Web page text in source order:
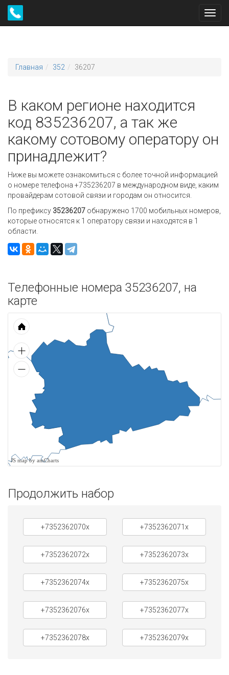
Главная 352 36207
В каком регионе находится
код 835236207, а так же
какому сотовому оператору он
принадлежит?
Ниже вы можете ознакомиться с более точной информацией
о номере телефона +735236207 в международном виде, каким
провайдерам сотовой связи и городам он относится.
По префиксу 35236207 обнаружено 1700 мобильных номеров,
которые относятся к 1 оператору связи и находятся в 1
области.
Телефонные номера 35236207, на
карте
JS map by amCharts
Продолжить набор
+7352362070x +7352362071x
+7352362072x +7352362073x
+7352362074x +7352362075x
+7352362076x +7352362077x
+7352362078x +7352362079x